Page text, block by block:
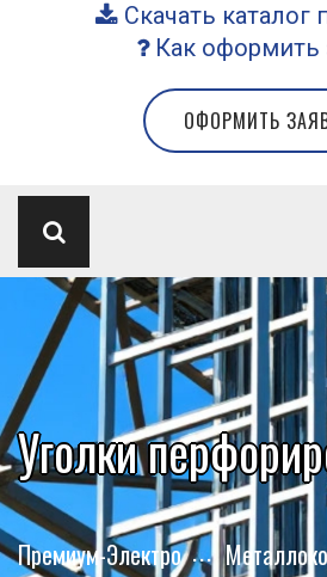
Скачать каталог
Как оформить
ОФОРМИТЬ
Уголки
Премиум-Электро